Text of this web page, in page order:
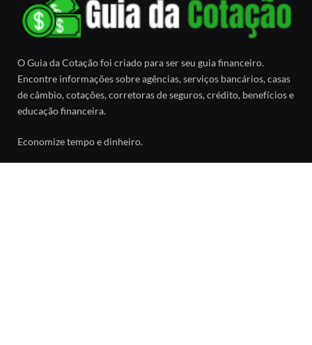
O Guia da Cotação foi criado para ser seu guia financeiro.
Encontre informações sobre agências, serviços bancários, casas
de câmbio, cotações, corretoras de seguros, crédito, benefícios e
educação financeira.
Economize tempo e dinheiro.